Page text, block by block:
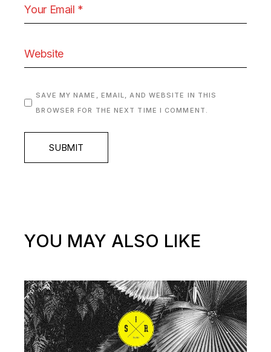
SAVE MY NAME, EMAIL, AND WEBSITE IN THIS
BROWSER FOR THE NEXT TIME I COMMENT.
SUBMIT
YOU MAY ALSO LIKE